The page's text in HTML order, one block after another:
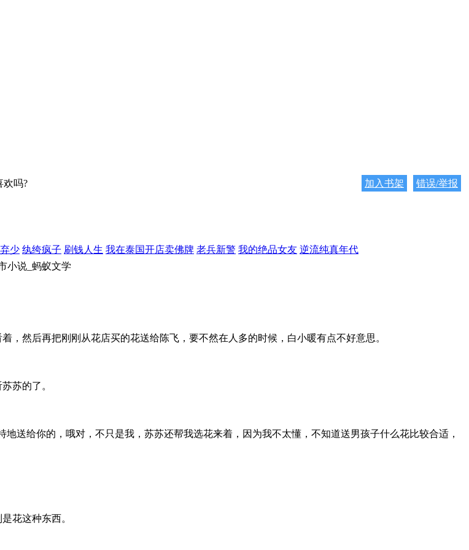
吗? 加入书架 错误/举报
少 纨绔疯子 刷钱人生 我在泰国开店卖佛牌 老兵新警 我的绝品女友 逆流纯真年代
小说_蚂蚁文学
然后再把刚刚从花店买的花送给陈飞，要不然在人多的时候，白小暖有点不好意思。
苏的了。
送给你的，哦对，不只是我，苏苏还帮我选花来着，因为我不太懂，不知道送男孩子什么花比较合适，
花这种东西。